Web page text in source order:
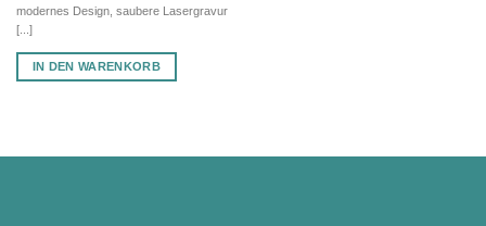
modernes Design, saubere Lasergravur
[...]
IN DEN WARENKORB